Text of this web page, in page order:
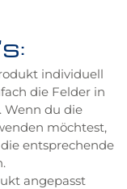
individuell
die Felder in
Wenn du die
möchtest,
entsprechende
angepasst